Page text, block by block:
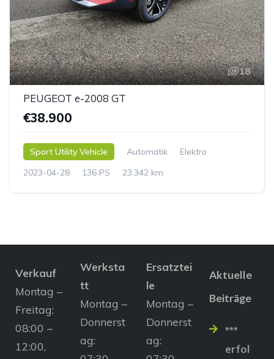
18
PEUGEOT e-2008 GT
€38.900
Sport Utility Vehicle Automatik
Elektro
2023-04-28
136 PS 23.342 km
Verkauf
Montag –
Freitag:
08:00 –
12:00,
Werksta
tt
Montag –
Donnerst
ag:
Ersatztei
le
Montag –
Donnerst
ag:
Aktuelle
Beiträge
***
erfol